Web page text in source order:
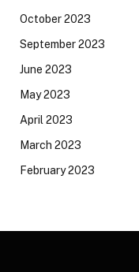
October 2023
September 2023
June 2023
May 2023
April 2023
March 2023
February 2023